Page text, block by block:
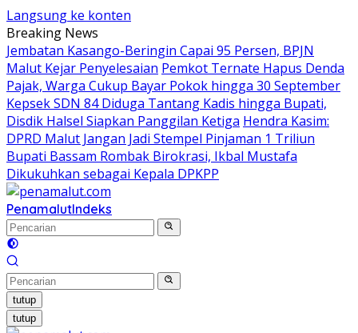
Langsung ke konten
Breaking News
Jembatan Kasango-Beringin Capai 95 Persen, BPJN
Malut Kejar Penyelesaian Pemkot Ternate Hapus Denda
Pajak, Warga Cukup Bayar Pokok hingga 30 September
Kepsek SDN 84 Diduga Tantang Kadis hingga Bupati,
Disdik Halsel Siapkan Panggilan Ketiga Hendra Kasim:
DPRD Malut Jangan Jadi Stempel Pinjaman 1 Triliun
Bupati Bassam Rombak Birokrasi, Ikbal Mustafa
Dikukuhkan sebagai Kepala DPKPP
PenamalutIndeks
tutup
tutup